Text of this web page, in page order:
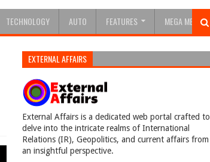
TECHNOLOGY AUTO FEATURES MEGA MENU
EXTERNAL AFFAIRS
External Affairs is a dedicated web portal crafted to
delve into the intricate realms of International
Relations (IR), Geopolitics, and current affairs from
an insightful perspective.